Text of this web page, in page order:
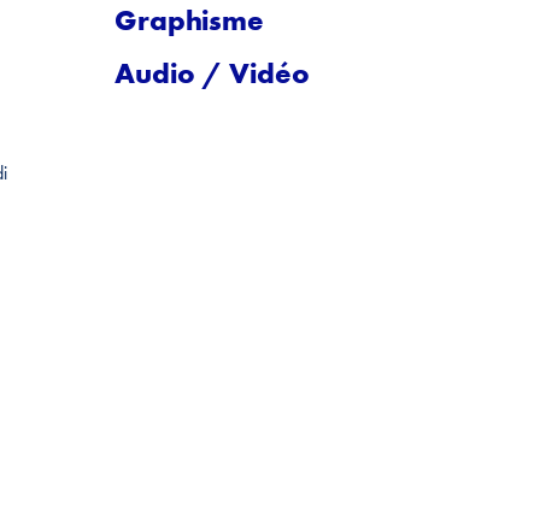
Graphisme
Audio / Vidéo